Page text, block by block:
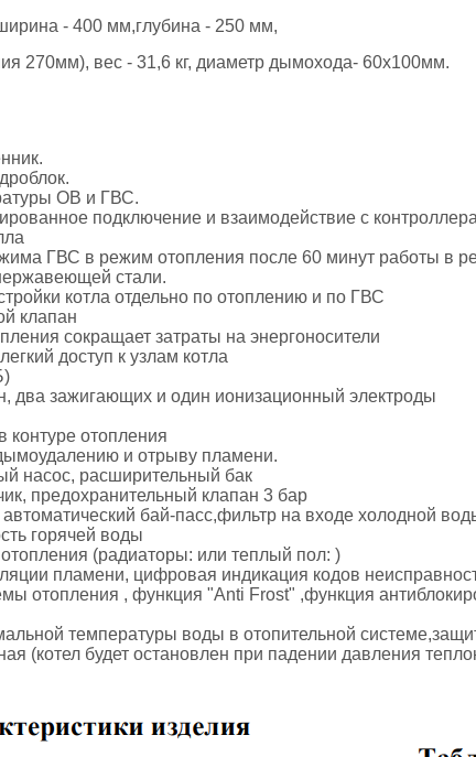
- 400 мм,глубина - 250 мм,
270мм), вес - 31,6 кг, диаметр дымохода- 60х100мм.
ОВ и ГВС.
подключение и взаимодействие с
ГВС в режим отопления после 60 минут работы в
стали.
котла отдельно по отоплению и по ГВС
клапан
сокращает затраты на энергоносители
доступ к узлам котла
два зажигающих и один ионизационный электроды
контуре отопления
и отрыву пламени.
насос, расширительный бак
предохранительный клапан 3 бар
бай-пасс,фильтр на входе холодной
горячей воды
(радиаторы: или теплый пол: )
пламени, цифровая индикация кодов
отопления , функция "Anti Frost" ,функция
температуры воды в отопительной
(котел будет остановлен при падении давления